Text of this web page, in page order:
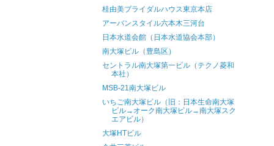
桂由美ブライダルハウス東京本店
アーバンスタイル六本木三河台
日本水道会館（日本水道協会本部）
南大塚ビル（豊島区）
セントラル南大塚第一ビル（テクノ菱和
本社）
MSB-21南大塚ビル
いちご南大塚ビル（旧：日本生命南大塚
ビル→オーク南大塚ビル→南大塚スク
エアビル）
大塚HTビル